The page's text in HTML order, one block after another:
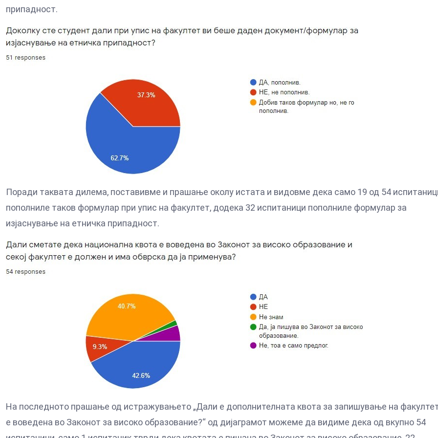
припадност.
Поради таквата дилема, поставивме и прашање околу истата и видовме дека само 19 од 54
пополниле таков формулар при упис на факултет, додека 32 испитаници пополниле формулар за
изјаснување на етничка припадност.
На последното прашање од истражувањето „Дали е дополнителната квота за запишување на
е воведена во Законот за високо образование?“ од дијаграмот можеме да видиме дека од вкупно 54